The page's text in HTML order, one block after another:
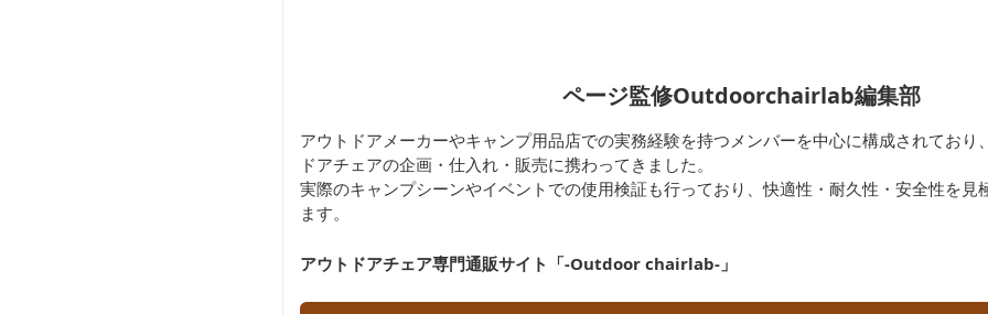
ページ監修Outdoorchairlab編集部
アウトドアメーカーやキャンプ用品店での実務経験を持つメンバーを中心に構成されており
ドアチェアの企画・仕入れ・販売に携わってきました。
実際のキャンプシーンやイベントでの使用検証も行っており、快適性・耐久性・安全性を見
ます。
アウトドアチェア専門通販サイト「-Outdoor chairlab-」